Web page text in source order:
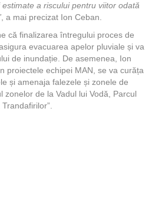
a riscului pentru viitor odată
, a mai precizat Ion Ceban.
că finalizarea întregului proces de
evacuarea apelor pluviale și va
de inundație. De asemenea, Ion
proiectele echipei MAN, se va curăța
și amenaja falezele și zonele de
zonelor de la Vadul lui Vodă, Parcul
Trandafirilor”.